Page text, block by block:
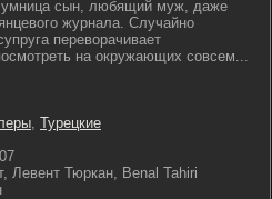
умница сын, любящий муж, даже
журнала. Случайно
переворачивает
на окружающих совсем...
, Турецкие
Левент Тюркан, Benal Tahiri